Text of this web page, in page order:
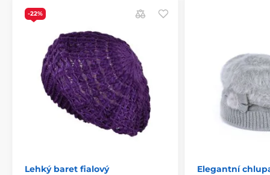
-22%
Lehký baret fialový Elegantní